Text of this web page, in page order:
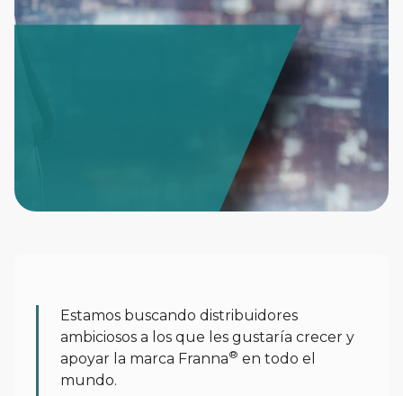
distribuidores
internacionales
Estamos buscando distribuidores
ambiciosos a los que les gustaría crecer y
apoyar la marca Franna® en todo el
mundo.